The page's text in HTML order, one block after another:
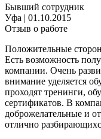
Бывший сотрудник
Уфа | 01.10.2015
Отзыв о работе
Положительные
Есть возможность
компании. Очень
внимание уделяется
проходят тренинги,
сертификатов. В
доброжелательные и
отлично